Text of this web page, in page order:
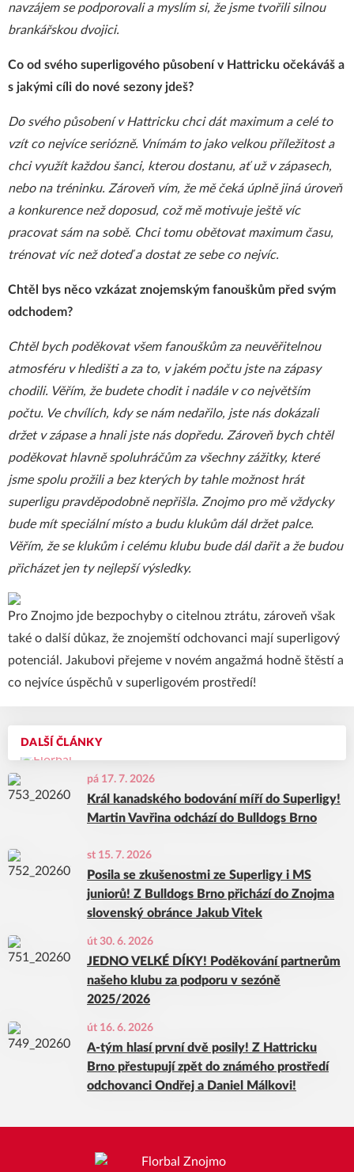
DALŠÍ ČLÁNKY
pá 17. 7. 2026
Král kanadského bodování míří do Superligy!
Martin Vavřina odchází do Bulldogs Brno
st 15. 7. 2026
Posila se zkušenostmi ze Superligy i MS
juniorů! Z Bulldogs Brno přichází do Znojma
slovenský obránce Jakub Vitek
út 30. 6. 2026
JEDNO VELKÉ DÍKY! Poděkování partnerům
našeho klubu za podporu v sezóně
2025/2026
út 16. 6. 2026
A-tým hlasí první dvě posily! Z Hattricku
Brno přestupují zpět do známého prostředí
odchovanci Ondřej a Daniel Málkovi!
navzájem se podporovali a myslím si, že jsme tvořili silnou
brankářskou dvojici.
Co od svého superligového působení v Hattricku očekáváš a
s jakými cíli do nové sezony jdeš?
Do svého působení v Hattricku chci dát maximum a celé to
vzít co nejvíce seriózně. Vnímám to jako velkou příležitost a
chci využít každou šanci, kterou dostanu, ať už v zápasech,
nebo na tréninku. Zároveň vím, že mě čeká úplně jiná úroveň
a konkurence než doposud, což mě motivuje ještě víc
pracovat sám na sobě. Chci tomu obětovat maximum času,
trénovat víc než doteď a dostat ze sebe co nejvíc.
Chtěl bys něco vzkázat znojemským fanouškům před svým
odchodem?
Chtěl bych poděkovat všem fanouškům za neuvěřitelnou
atmosféru v hledišti a za to, v jakém počtu jste na zápasy
chodili. Věřím, že budete chodit i nadále v co největším
počtu. Ve chvílích, kdy se nám nedařilo, jste nás dokázali
držet v zápase a hnali jste nás dopředu. Zároveň bych chtěl
poděkovat hlavně spoluhráčům za všechny zážitky, které
jsme spolu prožili a bez kterých by tahle možnost hrát
superligu pravděpodobně nepřišla. Znojmo pro mě vždycky
bude mít speciální místo a budu klukům dál držet palce.
Věřím, že se klukům i celému klubu bude dál dařit a že budou
přicházet jen ty nejlepší výsledky.
Pro Znojmo jde bezpochyby o citelnou ztrátu, zároveň však
také o další důkaz, že znojemští odchovanci mají superligový
potenciál. Jakubovi přejeme v novém angažmá hodně štěstí a
co nejvíce úspěchů v superligovém prostředí!